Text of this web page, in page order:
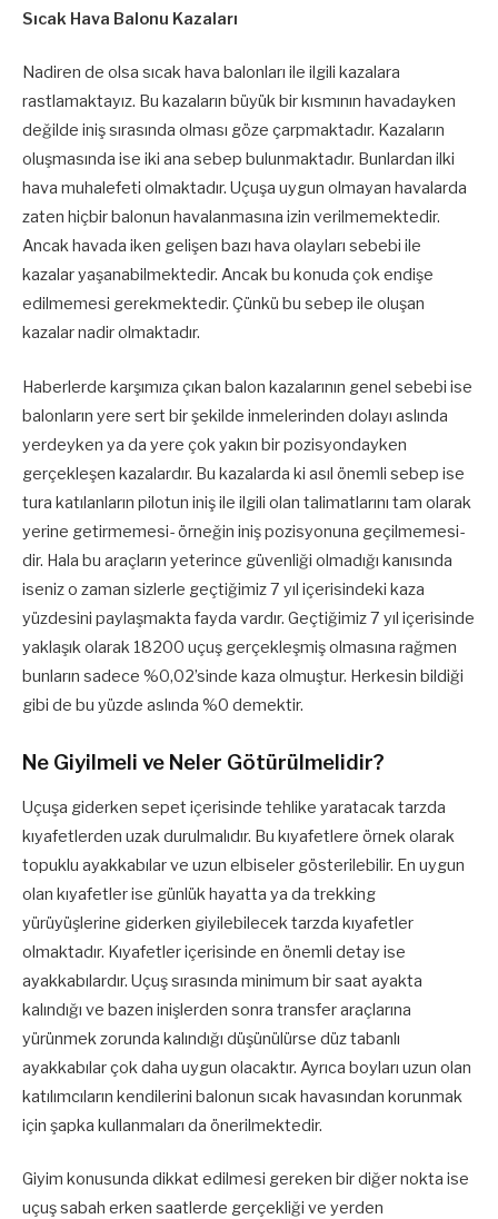
Sıcak Hava Balonu Kazaları
Nadiren de olsa sıcak hava balonları ile ilgili kazalara
rastlamaktayız. Bu kazaların büyük bir kısmının havadayken
değilde iniş sırasında olması göze çarpmaktadır. Kazaların
oluşmasında ise iki ana sebep bulunmaktadır. Bunlardan ilki
hava muhalefeti olmaktadır. Uçuşa uygun olmayan havalarda
zaten hiçbir balonun havalanmasına izin verilmemektedir.
Ancak havada iken gelişen bazı hava olayları sebebi ile
kazalar yaşanabilmektedir. Ancak bu konuda çok endişe
edilmemesi gerekmektedir. Çünkü bu sebep ile oluşan
kazalar nadir olmaktadır.
Haberlerde karşımıza çıkan balon kazalarının genel sebebi ise
balonların yere sert bir şekilde inmelerinden dolayı aslında
yerdeyken ya da yere çok yakın bir pozisyondayken
gerçekleşen kazalardır. Bu kazalarda ki asıl önemli sebep ise
tura katılanların pilotun iniş ile ilgili olan talimatlarını tam olarak
yerine getirmemesi- örneğin iniş pozisyonuna geçilmemesi-
dir. Hala bu araçların yeterince güvenliği olmadığı kanısında
iseniz o zaman sizlerle geçtiğimiz 7 yıl içerisindeki kaza
yüzdesini paylaşmakta fayda vardır. Geçtiğimiz 7 yıl içerisinde
yaklaşık olarak 18200 uçuş gerçekleşmiş olmasına rağmen
bunların sadece %0,02’sinde kaza olmuştur. Herkesin bildiği
gibi de bu yüzde aslında %0 demektir.
Ne Giyilmeli ve Neler Götürülmelidir?
Uçuşa giderken sepet içerisinde tehlike yaratacak tarzda
kıyafetlerden uzak durulmalıdır. Bu kıyafetlere örnek olarak
topuklu ayakkabılar ve uzun elbiseler gösterilebilir. En uygun
olan kıyafetler ise günlük hayatta ya da trekking
yürüyüşlerine giderken giyilebilecek tarzda kıyafetler
olmaktadır. Kıyafetler içerisinde en önemli detay ise
ayakkabılardır. Uçuş sırasında minimum bir saat ayakta
kalındığı ve bazen inişlerden sonra transfer araçlarına
yürünmek zorunda kalındığı düşünülürse düz tabanlı
ayakkabılar çok daha uygun olacaktır. Ayrıca boyları uzun olan
katılımcıların kendilerini balonun sıcak havasından korunmak
için şapka kullanmaları da önerilmektedir.
Giyim konusunda dikkat edilmesi gereken bir diğer nokta ise
uçuş sabah erken saatlerde gerçekliği ve yerden